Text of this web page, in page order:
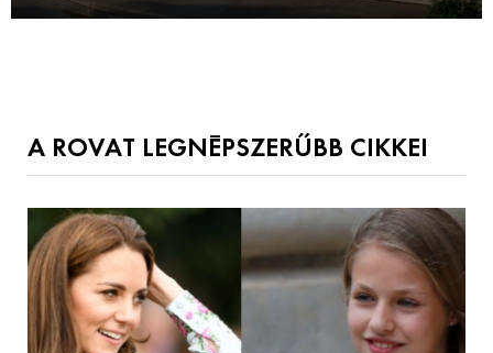
A ROVAT LEGNÉPSZERŰBB CIKKEI